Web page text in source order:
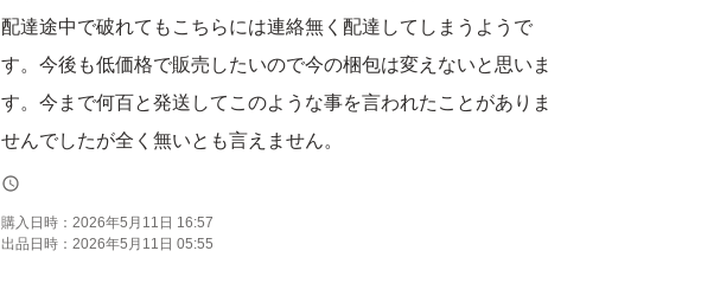
配達途中で破れてもこちらには連絡無く配達してしまうようで
す。今後も低価格で販売したいので今の梱包は変えないと思いま
す。今まで何百と発送してこのような事を言われたことがありま
せんでしたが全く無いとも言えません。
ご理解いただけるかたのご購入をお願いいたします。
●ミックスプラスナッツ1kg 5種 ミックスナッツ アーモンド 黒豆
購入日時： 2026年5月11日 16:57
出品日時： 2026年5月11日 05:55